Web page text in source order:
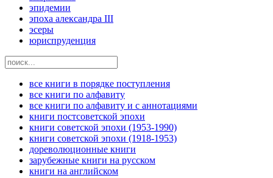
эпидемии
эпоха александра III
эсеры
юриспруденция
все книги в порядке поступления
все книги по алфавиту
все книги по алфавиту и с аннотациями
книги постсоветской эпохи
книги советской эпохи (1953-1990)
книги советской эпохи (1918-1953)
дореволюционные книги
зарубежные книги на русском
книги на английском